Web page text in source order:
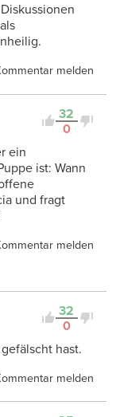
melden
32
0
ein
ist: Wann
und fragt
melden
32
0
hast.
melden